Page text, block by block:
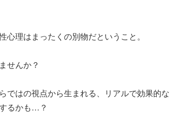
理はまったくの別物だということ。
せんか？
ではの視点から生まれる、リアルで効果的
るかも…？